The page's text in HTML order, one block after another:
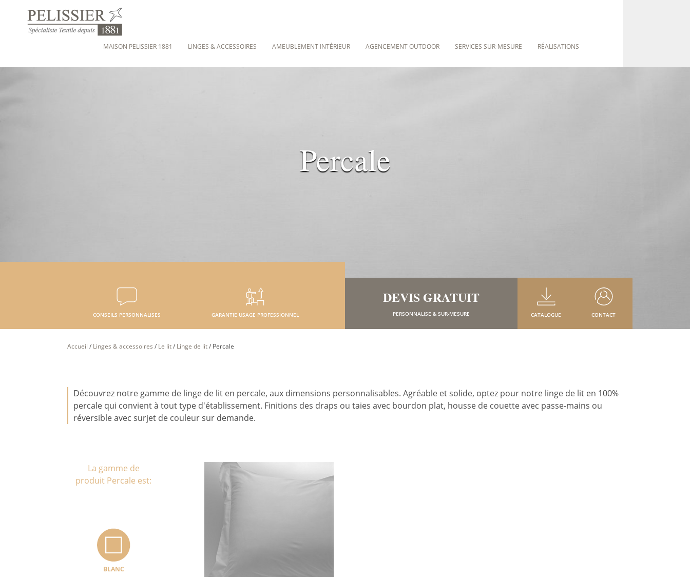
MAISON PELISSIER 1881 LINGES & ACCESSOIRES AMEUBLEMENT INTÉRIEUR AGENCEMENT OUTDOOR SERVICES SUR-MESURE RÉALISATIONS
Percale
CONSEILS PERSONNALISES GARANTIE USAGE PROFESSIONNEL
DEVIS GRATUIT
PERSONNALISE & SUR-MESURE CATALOGUE CONTACT
Accueil / Linges & accessoires / Le lit/ Linge de lit/ Percale
Découvrez notre gamme de linge de lit en percale, aux dimensions personnalisables. Agréable et solide, optez pour notre linge de lit en 100%
percale qui convient à tout type d'établissement. Finitions des draps ou taies avec bourdon plat, housse de couette avec passe-mains ou
réversible avec surjet de couleur sur demande.
La gamme de
produit Percale est:
BLANC